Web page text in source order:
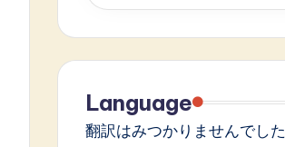
Language
翻訳はみつかりませんでした